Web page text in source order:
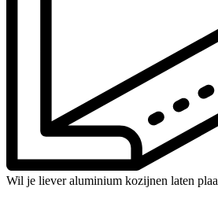
Wil je liever aluminium kozijnen laten